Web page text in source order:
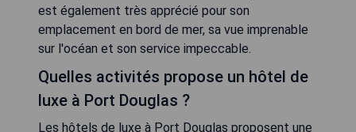
est également très apprécié pour son
emplacement en bord de mer, sa vue imprenable
sur l'océan et son service impeccable.
Quelles activités propose un hôtel de
luxe à Port Douglas ?
Les hôtels de luxe à Port Douglas proposent une